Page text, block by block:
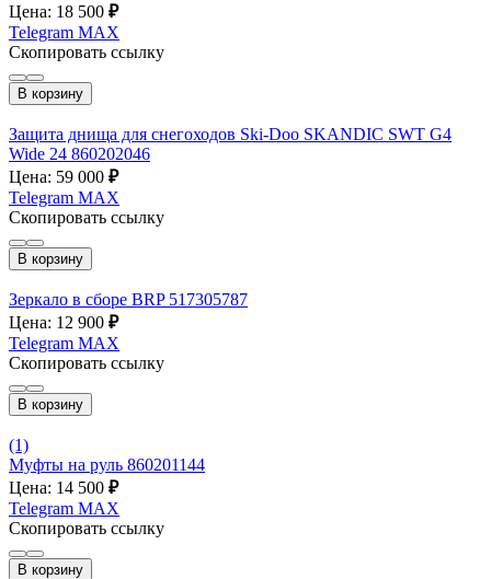
Цена: 18 500 ₽
Telegram MAX
Скопировать ссылку
В корзину
Защита днища для снегоходов Ski-Doo SKANDIC SWT G4
Wide 24 860202046
Цена: 59 000 ₽
Telegram MAX
Скопировать ссылку
В корзину
Зеркало в сборе BRP 517305787
Цена: 12 900 ₽
Telegram MAX
Скопировать ссылку
В корзину
(1)
Муфты на руль 860201144
Цена: 14 500 ₽
Telegram MAX
Скопировать ссылку
В корзину